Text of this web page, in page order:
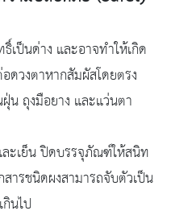
เป็นด่าง และอาจทำให้เกิด
ดวงตาหากสัมผัสโดยตรง
น ถุงมือยาง และแว่นตา
ละเย็น ปิดบรรจุภัณฑ์ให้สนิท
ารชนิดผงสามารถจับตัวเป็น
นไป